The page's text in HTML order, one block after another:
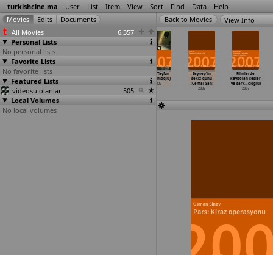
turkishcine.ma User List Item View Sort Find Data Help
All Movies
6,357
Personal Lists
No personal lists
Favorite Lists
No favorite lists
Featured Lists
videosu olanlar
505
Local Volumes
No local volumes
View Info
Geçici (Nail
Pelivan)
2007
(Aren Perdeci)
Riza (Tayfun
Pirselimoglu)
2007
Zeynep'in
sekiz günü
(Cemal San)
2007
Filmlerde
kaybolan sesler
ve sark… cioglu)
2007